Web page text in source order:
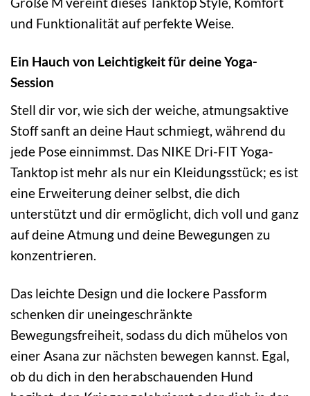
und Funktionalität auf perfekte Weise.
Ein Hauch von Leichtigkeit für deine Yoga-
Session
Stell dir vor, wie sich der weiche, atmungsaktive
Stoff sanft an deine Haut schmiegt, während du
jede Pose einnimmst. Das NIKE Dri-FIT Yoga-
Tanktop ist mehr als nur ein Kleidungsstück; es ist
eine Erweiterung deiner selbst, die dich
unterstützt und dir ermöglicht, dich voll und ganz
auf deine Atmung und deine Bewegungen zu
konzentrieren.
Das leichte Design und die lockere Passform
schenken dir uneingeschränkte
Bewegungsfreiheit, sodass du dich mühelos von
einer Asana zur nächsten bewegen kannst. Egal,
ob du dich in den herabschauenden Hund